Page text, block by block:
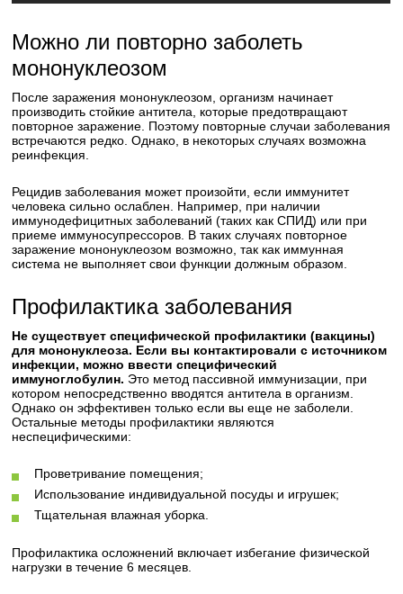
Можно ли повторно заболеть
мононуклеозом
После заражения мононуклеозом, организм начинает
производить стойкие антитела, которые предотвращают
повторное заражение. Поэтому повторные случаи заболевания
встречаются редко. Однако, в некоторых случаях возможна
реинфекция.
Рецидив заболевания может произойти, если иммунитет
человека сильно ослаблен. Например, при наличии
иммунодефицитных заболеваний (таких как СПИД) или при
приеме иммуносупрессоров. В таких случаях повторное
заражение мононуклеозом возможно, так как иммунная
система не выполняет свои функции должным образом.
Профилактика заболевания
Не существует специфической профилактики (вакцины)
для мононуклеоза. Если вы контактировали с источником
инфекции, можно ввести специфический
иммуноглобулин. Это метод пассивной иммунизации, при
котором непосредственно вводятся антитела в организм.
Однако он эффективен только если вы еще не заболели.
Остальные методы профилактики являются
неспецифическими:
Проветривание помещения;
Использование индивидуальной посуды и игрушек;
Тщательная влажная уборка.
Профилактика осложнений включает избегание физической
нагрузки в течение 6 месяцев.